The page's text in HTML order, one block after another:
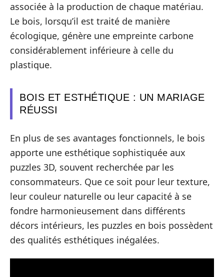
associée à la production de chaque matériau.
Le bois, lorsqu’il est traité de manière
écologique, génère une empreinte carbone
considérablement inférieure à celle du
plastique.
BOIS ET ESTHÉTIQUE : UN MARIAGE
RÉUSSI
En plus de ses avantages fonctionnels, le bois
apporte une esthétique sophistiquée aux
puzzles 3D, souvent recherchée par les
consommateurs. Que ce soit pour leur texture,
leur couleur naturelle ou leur capacité à se
fondre harmonieusement dans différents
décors intérieurs, les puzzles en bois possèdent
des qualités esthétiques inégalées.